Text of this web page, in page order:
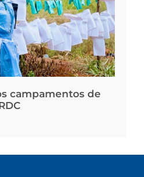
campamentos de